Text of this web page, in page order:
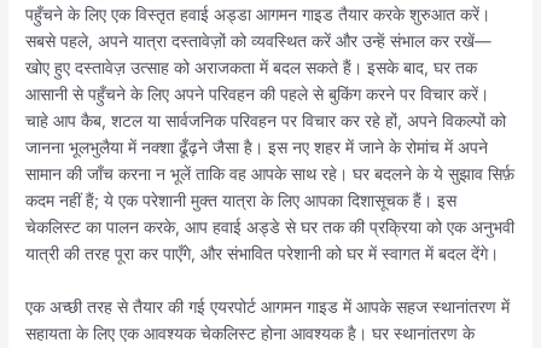
पहुँचने के लिए एक विस्तृत हवाई अड्डा आगमन गाइड तैयार करके शुरुआत करें।
सबसे पहले, अपने यात्रा दस्तावेज़ों को व्यवस्थित करें और उन्हें संभाल कर रखें—
खोए हुए दस्तावेज़ उत्साह को अराजकता में बदल सकते हैं। इसके बाद, घर तक
आसानी से पहुँचने के लिए अपने परिवहन की पहले से बुकिंग करने पर विचार करें।
चाहे आप कैब, शटल या सार्वजनिक परिवहन पर विचार कर रहे हों, अपने विकल्पों को
जानना भूलभुलैया में नक्शा ढूँढ़ने जैसा है। इस नए शहर में जाने के रोमांच में अपने
सामान की जाँच करना न भूलें ताकि वह आपके साथ रहे। घर बदलने के ये सुझाव सिर्फ़
कदम नहीं हैं; ये एक परेशानी मुक्त यात्रा के लिए आपका दिशासूचक हैं। इस
चेकलिस्ट का पालन करके, आप हवाई अड्डे से घर तक की प्रक्रिया को एक अनुभवी
यात्री की तरह पूरा कर पाएँगे, और संभावित परेशानी को घर में स्वागत में बदल देंगे।
एक अच्छी तरह से तैयार की गई एयरपोर्ट आगमन गाइड में आपके सहज स्थानांतरण में
सहायता के लिए एक आवश्यक चेकलिस्ट होना आवश्यक है। घर स्थानांतरण के